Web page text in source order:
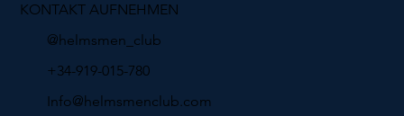
KONTAKT AUFNEHMEN
@helmsmen_club
+34-919-015-780
Info@helmsmenclub.com